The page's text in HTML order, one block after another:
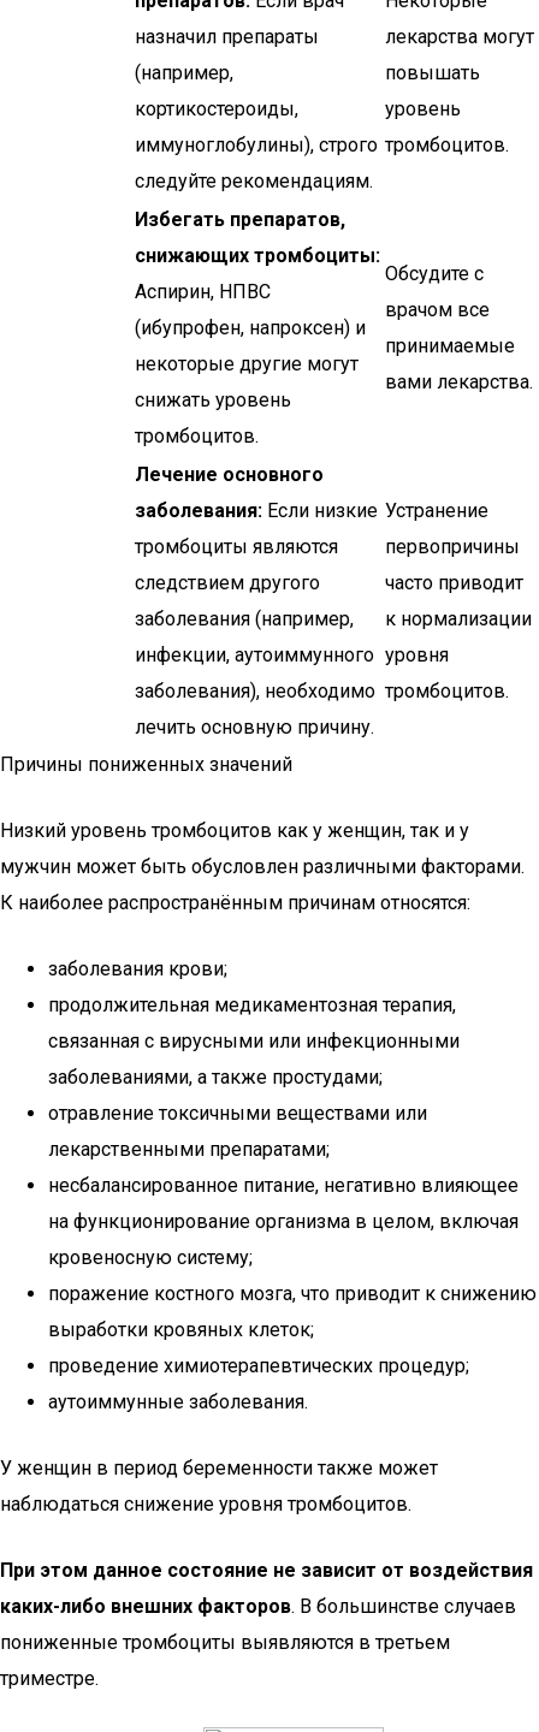
назначил препараты
(например,
кортикостероиды,
иммуноглобулины), строго
следуйте рекомендациям.
лекарства могут
повышать
уровень
тромбоцитов.
Избегать препаратов,
снижающих тромбоциты:
Аспирин, НПВС
(ибупрофен, напроксен) и
некоторые другие могут
снижать уровень
тромбоцитов.
Обсудите с
врачом все
принимаемые
вами лекарства.
Лечение основного
заболевания: Если низкие
тромбоциты являются
следствием другого
заболевания (например,
инфекции, аутоиммунного
заболевания), необходимо
лечить основную причину.
Устранение
первопричины
часто приводит
к нормализации
уровня
тромбоцитов.
Причины пониженных значений
Низкий уровень тромбоцитов как у женщин, так и у
мужчин может быть обусловлен различными факторами.
К наиболее распространённым причинам относятся:
заболевания крови;
продолжительная медикаментозная терапия,
связанная с вирусными или инфекционными
заболеваниями, а также простудами;
отравление токсичными веществами или
лекарственными препаратами;
несбалансированное питание, негативно влияющее
на функционирование организма в целом, включая
кровеносную систему;
поражение костного мозга, что приводит к снижению
выработки кровяных клеток;
проведение химиотерапевтических процедур;
аутоиммунные заболевания.
У женщин в период беременности также может
наблюдаться снижение уровня тромбоцитов.
При этом данное состояние не зависит от воздействия
каких-либо внешних факторов. В большинстве случаев
пониженные тромбоциты выявляются в третьем
триместре.